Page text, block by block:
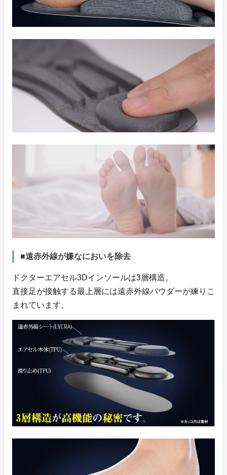
■遠赤外線が嫌なにおいを除去
ドクターエアセル3Dインソールは3層構造。
直接足が接触する最上層には遠赤外線パウダーが練りこ
まれています。